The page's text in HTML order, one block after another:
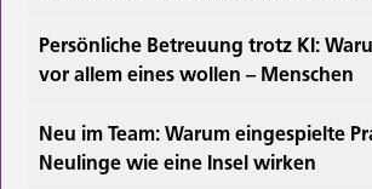
Persönliche Betreuung trotz KI:
vor allem eines wollen – Menschen
Neu im Team: Warum eingespielte
Neulinge wie eine Insel wirken